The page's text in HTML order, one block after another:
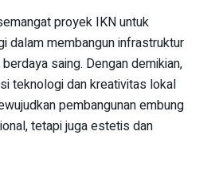
proyek IKN untuk
dalam membangun infrastruktur
saing. Dengan demikian,
teknologi dan kreativitas lokal
pembangunan embung
tetapi juga estetis dan